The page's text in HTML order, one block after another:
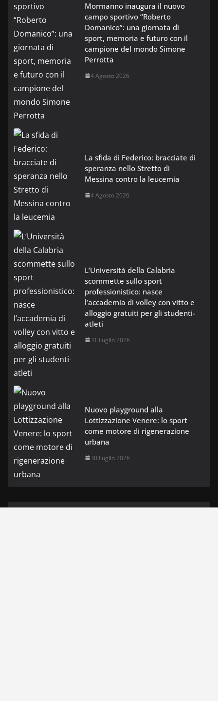
Mormanno inaugura il nuovo
campo sportivo “Roberto
Domanico”: una giornata di
sport, memoria e futuro con il
campione del mondo Simone
Perrotta
4 Agosto 2026
La sfida di Federico: bracciate di
speranza nello Stretto di
Messina contro la leucemia
4 Agosto 2026
L’Università della Calabria
scommette sullo sport
professionistico: nasce
l’accademia di volley con vitto e
alloggio gratuiti per gli studenti-
atleti
31 Luglio 2026
Nuovo playground alla
Lottizzazione Venere: lo sport
come motore di rigenerazione
urbana
30 Luglio 2026